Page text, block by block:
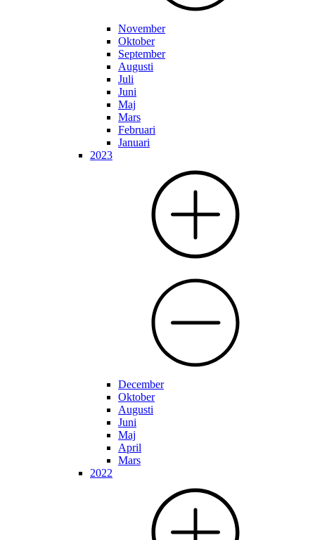
November
Oktober
September
Augusti
Juli
Juni
Maj
Mars
Februari
Januari
2023
December
Oktober
Augusti
Juni
Maj
April
Mars
2022